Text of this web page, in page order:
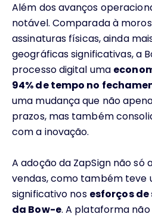
Além dos avanços
notável. Comparada à
assinaturas físicas, ainda
geográficas significativas, a
processo digital uma
94% de tempo no
uma mudança que não
prazos, mas também
com a inovação.
A adoção da ZapSign não só
vendas, como também teve
significativo nos esforços
da Bow-e. A plataforma